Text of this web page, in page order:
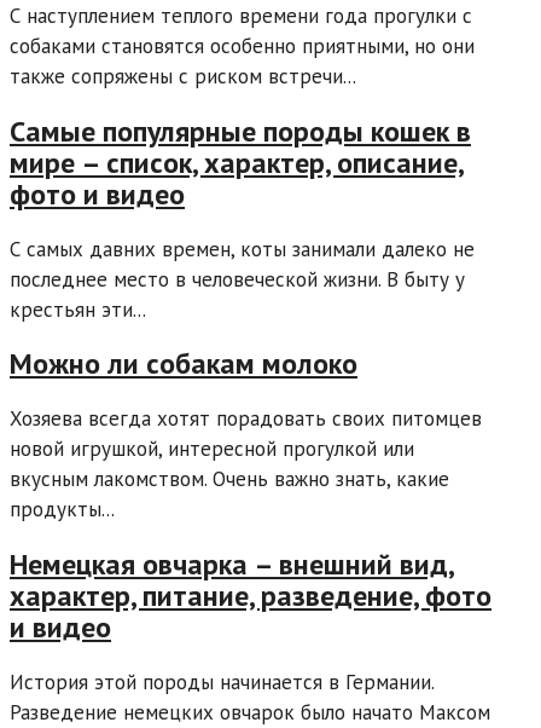
С наступлением теплого времени года прогулки с
собаками становятся особенно приятными, но они
также сопряжены с риском встречи...
Самые популярные породы кошек в
мире – список, характер, описание,
фото и видео
С самых давних времен, коты занимали далеко не
последнее место в человеческой жизни. В быту у
крестьян эти...
Можно ли собакам молоко
Хозяева всегда хотят порадовать своих питомцев
новой игрушкой, интересной прогулкой или
вкусным лакомством. Очень важно знать, какие
продукты...
Немецкая овчарка – внешний вид,
характер, питание, разведение, фото
и видео
История этой породы начинается в Германии.
Разведение немецких овчарок было начато Максом